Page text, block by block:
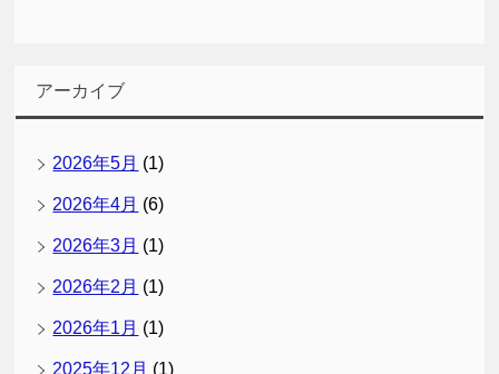
アーカイブ
2026年5月 (1)
2026年4月 (6)
2026年3月 (1)
2026年2月 (1)
2026年1月 (1)
2025年12月 (1)